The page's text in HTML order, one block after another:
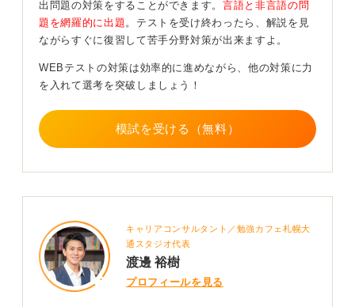
過去問を繰り返し解くことで、出題傾向を把握し、効率
よく解答できるようになります。また、時間を計りなが
ら解く練習も取り入れると、本番での時間配分に慣れる
ことができます。
苦手な分野があれば、その部分を重点的に復習し、確実
に理解を深めることが高得点への近道です。
0
出問題の対策をすることができます。言語と非言語の問
題を網羅的に出題 。テストを受け終わったら、解説を見
ながらすぐに復習して苦手分野対策が出来ますよ。
WEBテストの対策は効率的に進めながら、他の対策に力
を入れて選考を突破しましょう！
模試を受ける（無料）
キャリアコンサルタント／勉強カフェ札幌大
通スタジオ代表
渡邊 裕樹
プロフィールを見る